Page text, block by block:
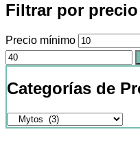
Filtrar por precio
Precio mínimo
Categorías de